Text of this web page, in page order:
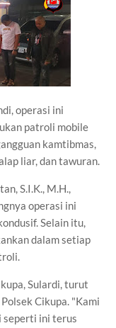
operasi ini
patroli mobile
kamtibmas,
liar, dan tawuran.
S.I.K., M.H.,
operasi ini
Selain itu,
dalam setiap
Sulardi, turut
Cikupa. "Kami
seperti ini terus